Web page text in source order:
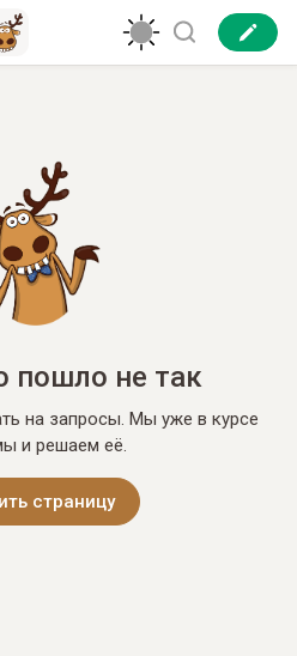
пошло не так
на запросы. Мы уже в курсе
и решаем её.
страницу